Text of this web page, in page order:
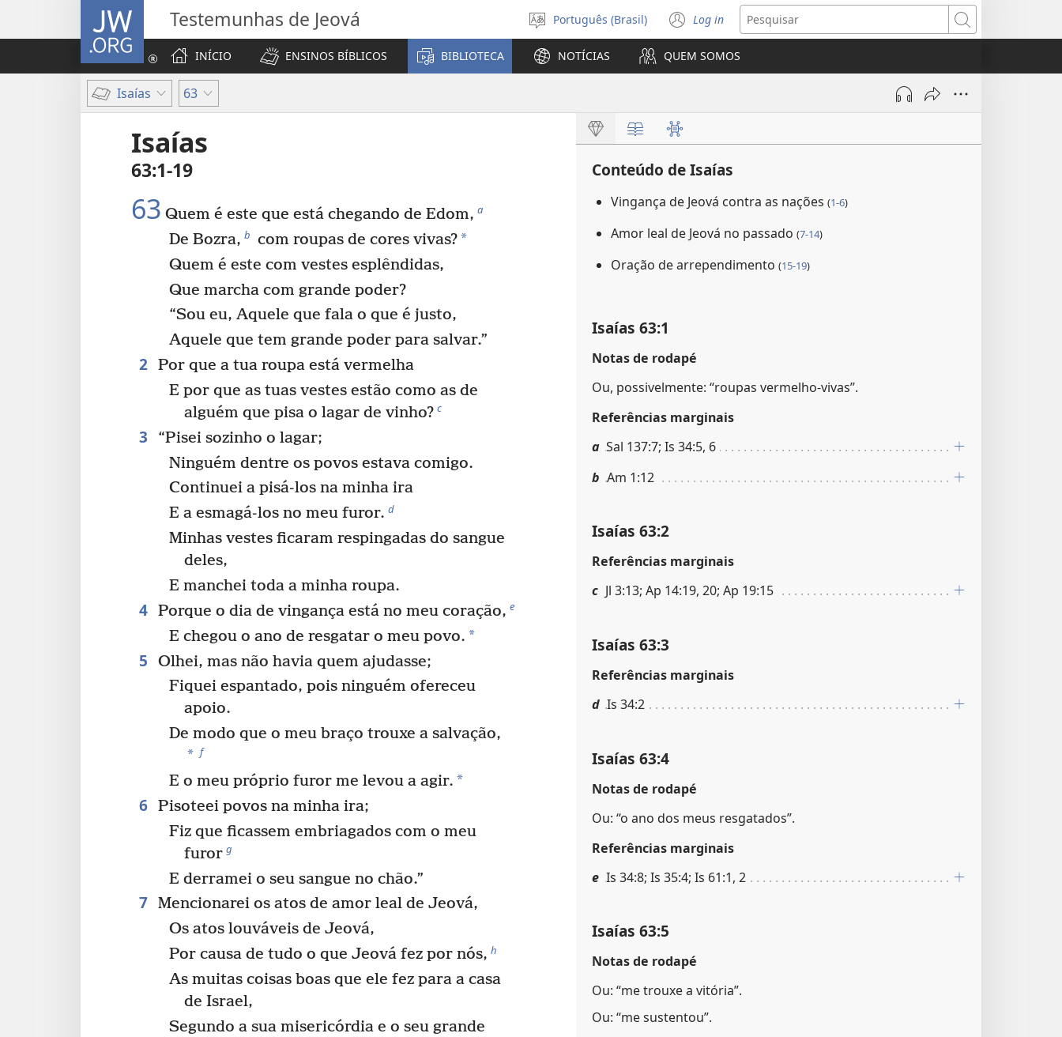
JW.ORG Testemunhas de Jeová
Selecione
o
idioma
Português (Brasil) Log in
(abre
nova
janela)
Pesquisar
INÍCIO
ENSINOS BÍBLICOS BIBLIOTECA NOTÍCIAS QUEM SOMOS
Isaías 63
Isaías
63:1-19
63 Quem é este que está chegando de Edom, a
De Bozra, b com roupas de cores vivas?*
Quem é este com vestes esplêndidas,
Que marcha com grande poder?
“Sou eu, Aquele que fala o que é justo,
Aquele que tem grande poder para salvar.”
2 Por que a tua roupa está vermelha
E por que as tuas vestes estão como as de
alguém que pisa o lagar de vinho? c
3
“Pisei sozinho o lagar;
Ninguém dentre os povos estava comigo.
Continuei a pisá-los na minha ira
E a esmagá-los no meu furor. d
Minhas vestes ficaram respingadas do sangue
deles,
E manchei toda a minha roupa.
4 Porque o dia de vingança está no meu coração, e
E chegou o ano de resgatar o meu povo. *
5
Olhei, mas não havia quem ajudasse;
Fiquei espantado, pois ninguém ofereceu
apoio.
De modo que o meu braço trouxe a salvação,
* f
E o meu próprio furor me levou a agir. *
6 Pisoteei povos na minha ira;
Fiz que ficassem embriagados com o meu
furor g
E derramei o seu sangue no chão.”
7 Mencionarei os atos de amor leal de Jeová,
Os atos louváveis de Jeová,
Por causa de tudo o que Jeová fez por nós, h
As muitas coisas boas que ele fez para a casa
de Israel,
Segundo a sua misericórdia e o seu grande
Conteúdo de Isaías
Vingança de Jeová contra as nações (1-6)
Amor leal de Jeová no passado (7-14)
Oração de arrependimento (15-19)
Isaías 63:1
Notas de rodapé
Ou, possivelmente: “roupas vermelho-vivas”.
Referências marginais
a Sal 137:7; Is 34:5, 6
b Am 1:12
Isaías 63:2
Referências marginais
c Jl 3:13; Ap 14:19, 20; Ap 19:15
Isaías 63:3
Referências marginais
d Is 34:2
Isaías 63:4
Notas de rodapé
Ou: “o ano dos meus resgatados”.
Referências marginais
e Is 34:8; Is 35:4; Is 61:1, 2
Isaías 63:5
Notas de rodapé
Ou: “me trouxe a vitória”.
Ou: “me sustentou”.